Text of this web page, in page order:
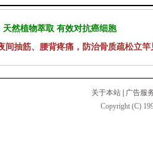
然植物萃取 有效对抗癌细胞
间抽筋、腰背疼痛，防治骨质疏松立竿
关于本站
广告服
Copyright (C)